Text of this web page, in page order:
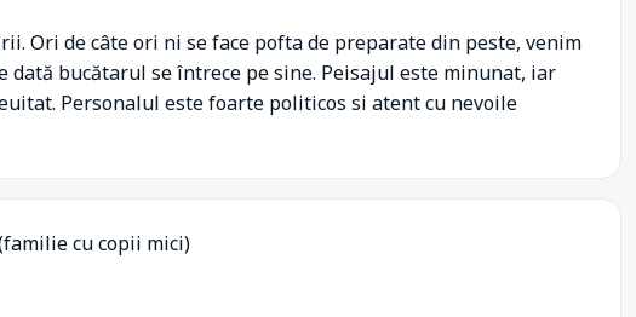
Ori de câte ori ni se face pofta de preparate din peste, venim
dată bucătarul se întrece pe sine. Peisajul este minunat, iar
Personalul este foarte politicos si atent cu nevoile
cu copii mici)